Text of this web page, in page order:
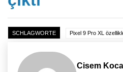
SCHLAGWORTE Pixel 9 Pro XL
Cisem